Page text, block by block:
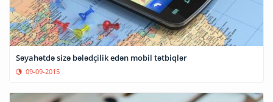
Səyahətdə sizə bələdçilik edən mobil tətbiqlər
09-09-2015